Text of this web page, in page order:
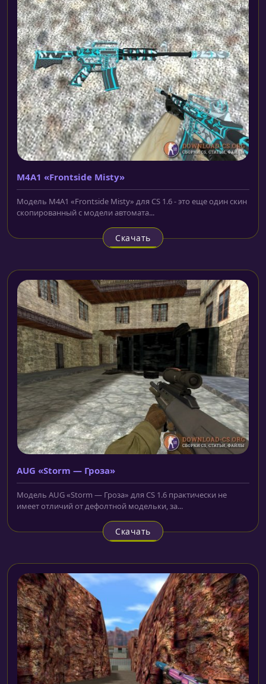
M4A1 «Frontside Misty»
Модель M4A1 «Frontside Misty» для CS 1.6 - это еще один скин
скопированный с модели автомата...
Скачать
AUG «Storm — Гроза»
Модель AUG «Storm — Гроза» для CS 1.6 практически не
имеет отличий от дефолтной модельки, за...
Скачать